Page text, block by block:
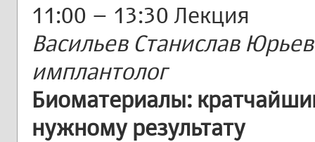
11:00 – 13:30 Лекция
Васильев Станислав
имплантолог
Биоматериалы:
нужному результату